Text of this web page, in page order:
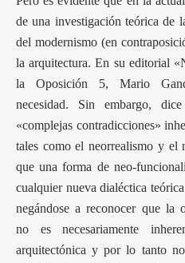
de una investigación teórica de
del modernismo (en
la arquitectura. En su editorial
la Oposición 5, Mario
necesidad. Sin embargo,
«complejas contradicciones»
tales como el neorrealismo y el
que una forma de neo-
cualquier nueva dialéctica
negándose a reconocer que la
no es necesariamente
arquitectónica y por lo tanto